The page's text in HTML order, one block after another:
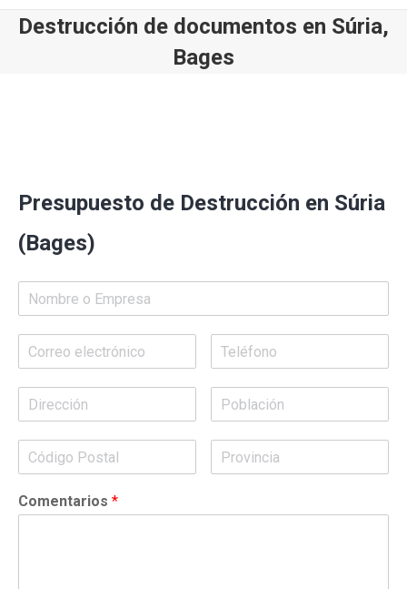
Destrucción de documentos en Súria,
Bages
Presupuesto de Destrucción en Súria
(Bages)
Comentarios *